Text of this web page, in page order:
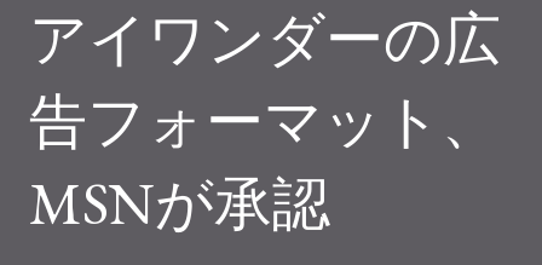
アイワンダーの広
告フォーマット、
MSNが承認